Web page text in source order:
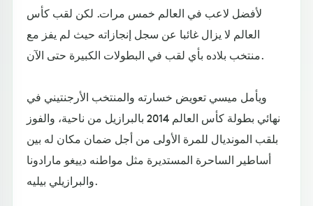
لأفضل لاعب في العالم خمس مرات. لكن لقب كأس
العالم لا يزال غائبا عن سجل إنجازاته حيث لم يفز مع
منتخب بلاده بأي لقب في البطولات الكبيرة حتى الآن.
ويأمل ميسي تعويض خسارته والمنتخب الأرجنتيني في
نهائي بطولة كأس العالم 2014 بالبرازيل من ناحية، والفوز
بلقب المونديال للمرة الأولى من أجل ضمان مكان له بين
أساطير الساحرة المستديرة مثل مواطنه دييغو مارادونا
والبرازيلي بيليه.